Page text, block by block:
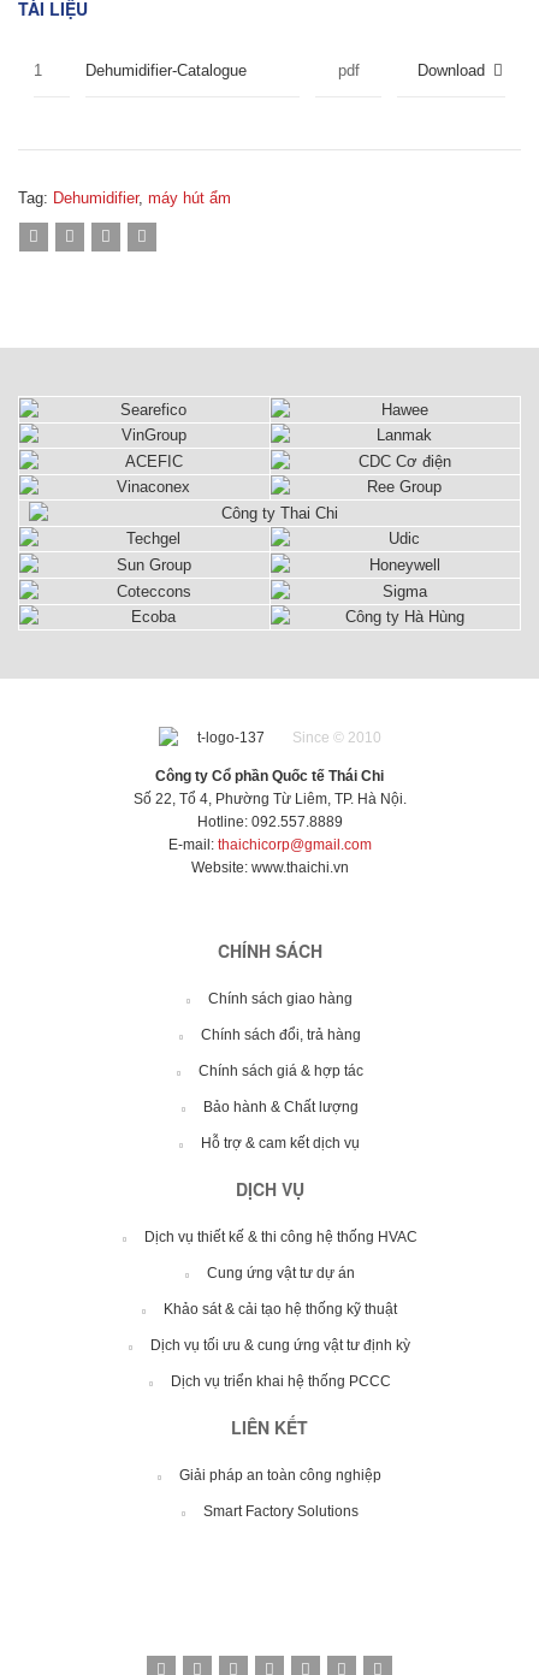
TÀI LIỆU
1 Dehumidifier-Catalogue pdf Download
Tag: Dehumidifier, máy hút ẩm
Since © 2010
Công ty Cổ phần Quốc tế Thái Chi
Số 22, Tổ 4, Phường Từ Liêm, TP. Hà Nội.
Hotline: 092.557.8889
E-mail: thaichicorp@gmail.com
Website: www.thaichi.vn
CHÍNH SÁCH
Chính sách giao hàng
Chính sách đổi, trả hàng
Chính sách giá & hợp tác
Bảo hành & Chất lượng
Hỗ trợ & cam kết dịch vụ
DỊCH VỤ
Dịch vụ thiết kế & thi công hệ thống HVAC
Cung ứng vật tư dự án
Khảo sát & cải tạo hệ thống kỹ thuật
Dịch vụ tối ưu & cung ứng vật tư định kỳ
Dịch vụ triển khai hệ thống PCCC
LIÊN KẾT
Giải pháp an toàn công nghiệp
Smart Factory Solutions